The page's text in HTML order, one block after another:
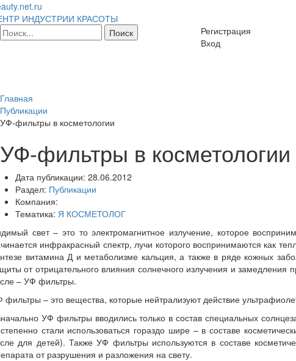
ИНДУСТРИИ КРАСОТЫ
Регистрация
Вход
Главная
Публикации
УФ-фильтры в косметологии
УФ-фильтры в косметологии
Дата публикации: 28.06.2012
Раздел: Публикации
Компания:
Тематика: Я КОСМЕТОЛОГ
свет – это то электромагнитное излучение, которое
инфракрасный спектр, лучи которого воспринимаются как
витамина Д и метаболизме кальция, а также в ряде кожных
от отрицательного влияния солнечного излучения и
– УФ фильтры.
фильтры – это вещества, которые нейтрализуют действие
УФ фильтры вводились только в состав специальных
стали использоваться гораздо шире – в составе
для детей). Также УФ фильтры используются в составе
от разрушения и разложения на свету.